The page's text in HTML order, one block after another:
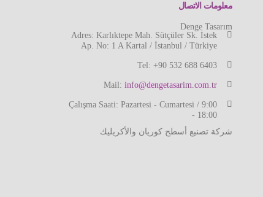
معلومات الاتصال
Denge Tasarım
Adres: Karlıktepe Mah. Sütçüler Sk. İstek
Ap. No: 1 A Kartal / İstanbul / Türkiye
Tel: +90 532 688 6403
Mail: info@dengetasarim.com.tr
Çalışma Saati: Pazartesi - Cumartesi / 9:00
- 18:00
شركة تصنيع أسطح كوريان والأكريليك